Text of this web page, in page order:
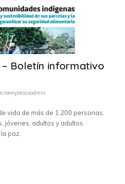
Boletín informativo
vida de más de 1.200 personas,
jóvenes, adultos y adultos
paz.